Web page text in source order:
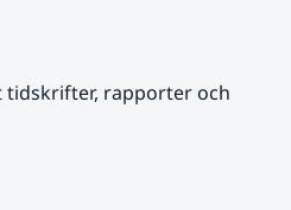
tidskrifter, rapporter och